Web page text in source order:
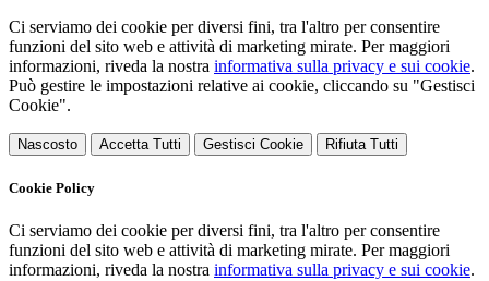
Ci serviamo dei cookie per diversi fini, tra l'altro per consentire
funzioni del sito web e attività di marketing mirate. Per maggiori
informazioni, riveda la nostra informativa sulla privacy e sui cookie.
Può gestire le impostazioni relative ai cookie, cliccando su "Gestisci
Cookie".
Nascosto Accetta Tutti Gestisci Cookie Rifiuta Tutti
Cookie Policy
Ci serviamo dei cookie per diversi fini, tra l'altro per consentire
funzioni del sito web e attività di marketing mirate. Per maggiori
informazioni, riveda la nostra informativa sulla privacy e sui cookie.